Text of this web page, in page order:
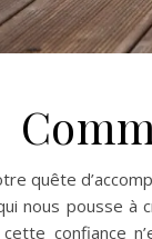
quête
nous pousse à
confiance